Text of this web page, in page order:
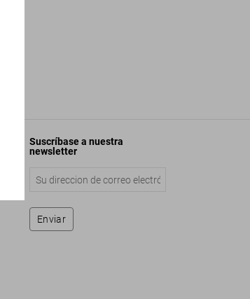
Suscríbase a nuestra
newsletter
Enviar